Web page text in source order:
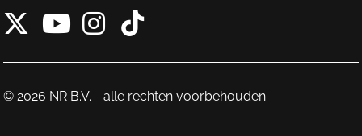
X van NieuwRechts
Instagram van
Tiktok van
© 2026 NR B.V. - alle rechten voorbehouden